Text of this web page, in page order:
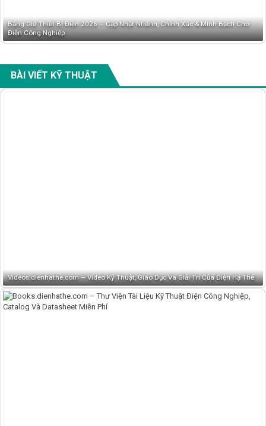
Bảng Giá Thiết Bị Điện 2026 – Cập Nhật Nhanh, Chính Xác & Minh Bạch Cho
Điện Công Nghiệp
BÀI VIẾT KỸ THUẬT
Videos.dienhathe.com – Video Kỹ Thuật, Giáo Dục Và Giải Trí Của Điện Hạ Thế